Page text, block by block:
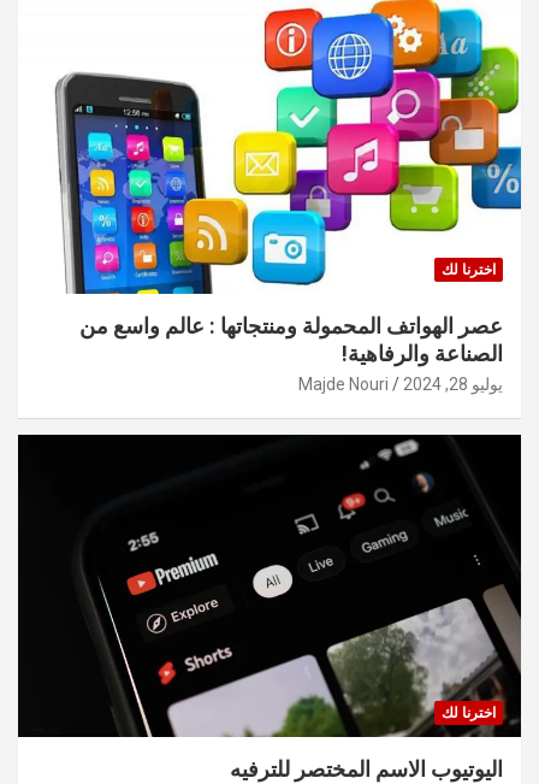
اخترنا لك
عصر الهواتف المحمولة ومنتجاتها : عالم واسع من
الصناعة والرفاهية!
يوليو 28, 2024 Majde Nouri
اخترنا لك
اليوتيوب الاسم المختصر للترفيه